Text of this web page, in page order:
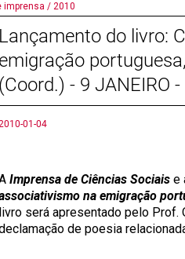
imprensa / 2010
Lançamento do livro:
emigração
(Coord.) - 9 JANEIRO
01-04
Imprensa de Ciências Sociais e
na emigração
livro será apresentado pelo Prof.
de poesia